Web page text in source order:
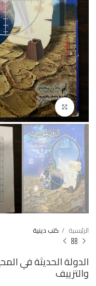
Click to enlarge
الرئيسية كتب دينية
الدولة الحديثة في
والتزييف